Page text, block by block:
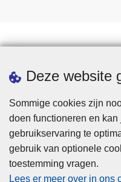
Deze website
Sommige cookies zijn
doen functioneren en
gebruikservaring te
gebruik van optionele
toestemming vragen.
Lees er meer over in ons